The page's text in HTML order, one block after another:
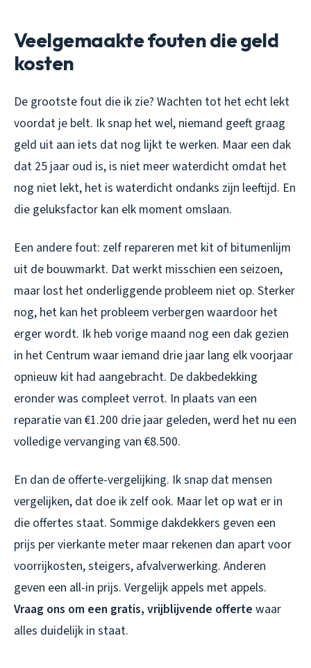
Veelgemaakte fouten die geld
kosten
De grootste fout die ik zie? Wachten tot het echt lekt
voordat je belt. Ik snap het wel, niemand geeft graag
geld uit aan iets dat nog lijkt te werken. Maar een dak
dat 25 jaar oud is, is niet meer waterdicht omdat het
nog niet lekt, het is waterdicht ondanks zijn leeftijd. En
die geluksfactor kan elk moment omslaan.
Een andere fout: zelf repareren met kit of bitumenlijm
uit de bouwmarkt. Dat werkt misschien een seizoen,
maar lost het onderliggende probleem niet op. Sterker
nog, het kan het probleem verbergen waardoor het
erger wordt. Ik heb vorige maand nog een dak gezien
in het Centrum waar iemand drie jaar lang elk voorjaar
opnieuw kit had aangebracht. De dakbedekking
eronder was compleet verrot. In plaats van een
reparatie van €1.200 drie jaar geleden, werd het nu een
volledige vervanging van €8.500.
En dan de offerte-vergelijking. Ik snap dat mensen
vergelijken, dat doe ik zelf ook. Maar let op wat er in
die offertes staat. Sommige dakdekkers geven een
prijs per vierkante meter maar rekenen dan apart voor
voorrijkosten, steigers, afvalverwerking. Anderen
geven een all-in prijs. Vergelijk appels met appels.
Vraag ons om een gratis, vrijblijvende offerte waar
alles duidelijk in staat.